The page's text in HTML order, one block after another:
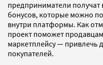
предприниматели получат
бонусов, которые можно
внутри платформы. Как
проект поможет
маркетплейсу — привлечь
покупателей.